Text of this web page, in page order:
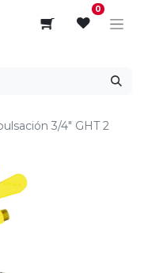
0
3/4" GHT 2